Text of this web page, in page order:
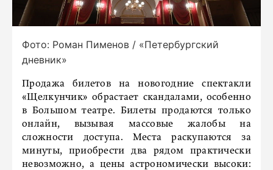
Фото: Роман Пименов / «Петербургский
дневник»
Продажа билетов на новогодние спектакли
«Щелкунчик» обрастает скандалами, особенно
в Большом театре. Билеты продаются только
онлайн, вызывая массовые жалобы на
сложности доступа. Места раскупаются за
минуты, приобрести два рядом практически
невозможно, а цены астрономически высоки: